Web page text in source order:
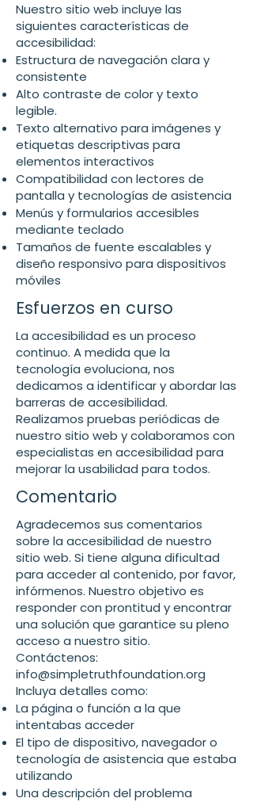
Nuestro sitio web incluye las
siguientes características de
accesibilidad:
Estructura de navegación clara y
consistente
Alto contraste de color y texto
legible.
Texto alternativo para imágenes y
etiquetas descriptivas para
elementos interactivos
Compatibilidad con lectores de
pantalla y tecnologías de asistencia
Menús y formularios accesibles
mediante teclado
Tamaños de fuente escalables y
diseño responsivo para dispositivos
móviles
Esfuerzos en curso
La accesibilidad es un proceso
continuo. A medida que la
tecnología evoluciona, nos
dedicamos a identificar y abordar las
barreras de accesibilidad.
Realizamos pruebas periódicas de
nuestro sitio web y colaboramos con
especialistas en accesibilidad para
mejorar la usabilidad para todos.
Comentario
Agradecemos sus comentarios
sobre la accesibilidad de nuestro
sitio web. Si tiene alguna dificultad
para acceder al contenido, por favor,
infórmenos. Nuestro objetivo es
responder con prontitud y encontrar
una solución que garantice su pleno
acceso a nuestro sitio.
Contáctenos:
info@simpletruthfoundation.org
Incluya detalles como:
La página o función a la que
intentabas acceder
El tipo de dispositivo, navegador o
tecnología de asistencia que estaba
utilizando
Una descripción del problema